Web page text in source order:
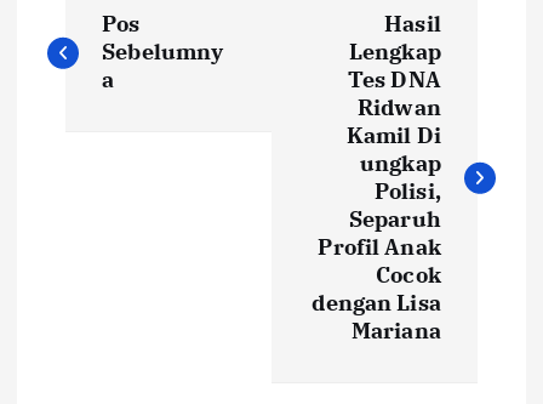
a
Pos
Sebelumny
a
Hasil
Lengkap
Tes DNA
Ridwan
Kamil Di
ungkap
Polisi,
Separuh
Profil Anak
Cocok
dengan Lisa
Mariana